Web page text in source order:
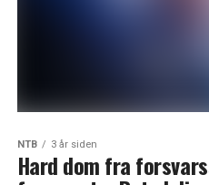
NTB 3 år siden
Hard dom fra